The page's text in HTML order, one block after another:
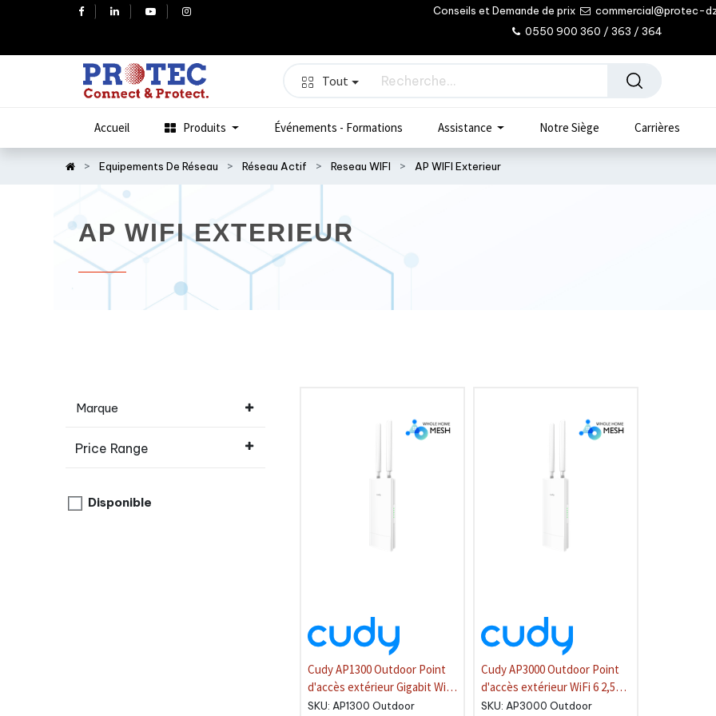
Conseils et Demande de prix
commercial@protec-
0550 900 360 / 363 / 364
Tout
Accueil Produits Événements - Formations Assistance Notre Siège Carrières
Equipements De Réseau Réseau Actif Reseau WIFI AP WIFI Exterieur
AP WIFI EXTERIEUR
Marque
Price Range
Disponible
Cudy AP1300 Outdoor Point
d'accès extérieur Gigabit WiFi
AC1200
SKU: AP1300 Outdoor
Cudy AP3000 Outdoor Point
d'accès extérieur WiFi 6 2,5G
haute puissance AX3000
SKU: AP3000 Outdoor